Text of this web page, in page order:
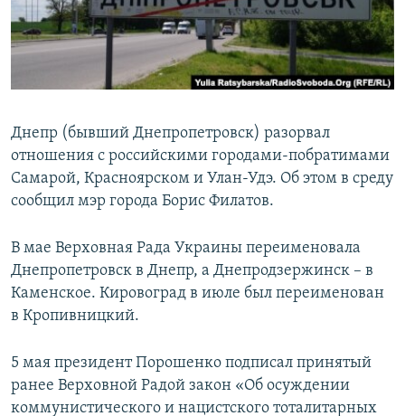
ПОБЕДИТЕЛЕЙ НЕ СУДЯТ?
КРЫМ.НЕПОКОРЕННЫЙ
ПРИСОЕДИНЯЙТЕСЬ!
Все сайты RFE/RL
Днепр (бывший Днепропетровск) разорвал
отношения с российскими городами-побратимами
Самарой, Красноярском и Улан-Удэ. Об этом в среду
сообщил мэр города Борис Филатов.
В мае Верховная Рада Украины переименовала
Днепропетровск в Днепр, а Днепродзержинск – в
Каменское. Кировоград в июле был переименован
в Кропивницкий.
5 мая президент Порошенко подписал принятый
ранее Верховной Радой закон «Об осуждении
коммунистического и нацистского тоталитарных